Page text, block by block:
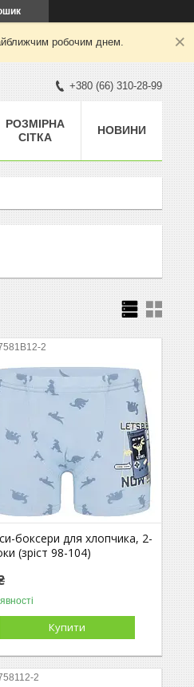
робочим днем.
+380 (66) 310-28-99
РОЗМІРНА
СІТКА
НОВИНИ
2
боксери для хлопчика, 2-
(зріст 98-104)
Купити
2